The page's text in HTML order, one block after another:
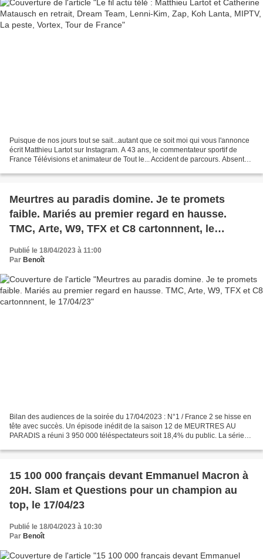
Puisque de nos jours tout se sait...autant que ce soit moi qui vous l'annonce
écrit Matthieu Lartot sur Instagram. A 43 ans, le commentateur sportif de
France Télévisions et animateur de Tout le... Accident de parcours. Absente
Meurtres au paradis domine. Je te promets
faible. Mariés au premier regard en hausse.
TMC, Arte, W9, TFX et C8 cartonnnent, le
Publié le 18/04/2023 à 11:00
Par Benoît
Bilan des audiences de la soirée du 17/04/2023 : N°1 / France 2 se hisse en
tête avec succès. Un épisode inédit de la saison 12 de MEURTRES AU
PARADIS a réuni 3 950 000 téléspectateurs soit 18,4% du public. La série
15 100 000 français devant Emmanuel Macron à
20H. Slam et Questions pour un champion au
top, le 17/04/23
Publié le 18/04/2023 à 10:30
Par Benoît